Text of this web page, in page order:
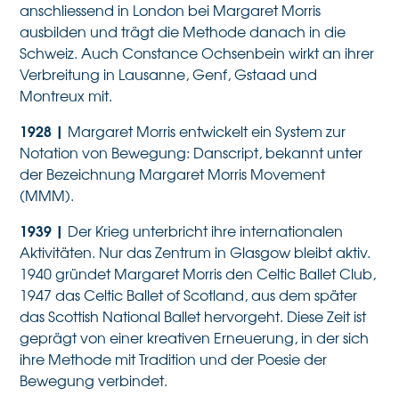
anschliessend in London bei Margaret Morris
ausbilden und trägt die Methode danach in die
Schweiz. Auch Constance Ochsenbein wirkt an ihrer
Verbreitung in Lausanne, Genf, Gstaad und
Montreux mit.
1928 | Margaret Morris entwickelt ein System zur
Notation von Bewegung: Danscript, bekannt unter
der Bezeichnung Margaret Morris Movement
(MMM).
1939 | Der Krieg unterbricht ihre internationalen
Aktivitäten. Nur das Zentrum in Glasgow bleibt aktiv.
1940 gründet Margaret Morris den Celtic Ballet Club,
1947 das Celtic Ballet of Scotland, aus dem später
das Scottish National Ballet hervorgeht. Diese Zeit ist
geprägt von einer kreativen Erneuerung, in der sich
ihre Methode mit Tradition und der Poesie der
Bewegung verbindet.